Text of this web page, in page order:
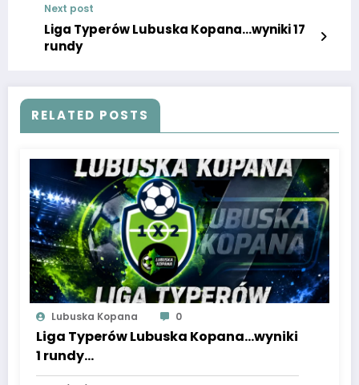
Next post
Liga Typerów Lubuska Kopana…wyniki 17
rundy
RELATED POSTS
Lubuska Kopana 0
Liga Typerów Lubuska Kopana…wyniki
1 rundy…